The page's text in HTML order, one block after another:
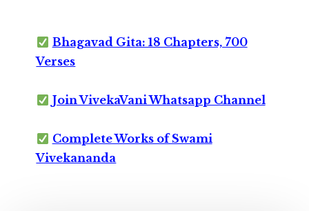
Bhagavad Gita: 18 Chapters, 700
Verses
Join VivekaVani Whatsapp Channel
Complete Works of Swami
Vivekananda